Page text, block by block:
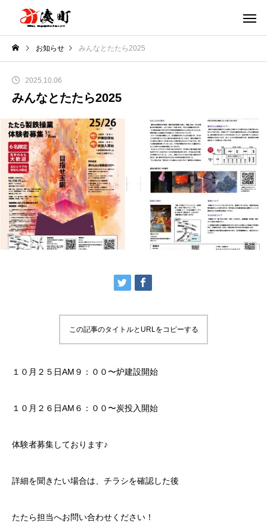
お知らせ みんなとたたら2025
みんなとたたら2025
2025.10.06
この記事のタイトルとURLをコピーする
１０月２５日AM９：００〜炉建設開始
１０月２６日AM６：００〜炭投入開始
体験者募集しております♪
詳細を聞きたい場合は、チラシを確認した後
たたら担当へお問い合わせください！